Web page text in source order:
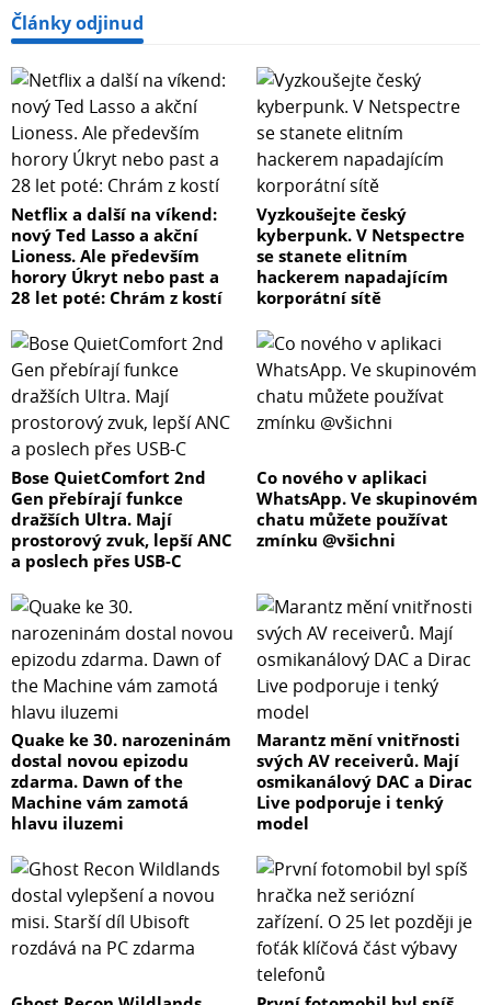
Články odjinud
Netflix a další na víkend:
nový Ted Lasso a akční
Lioness. Ale především
horory Úkryt nebo past a
28 let poté: Chrám z kostí
Vyzkoušejte český
kyberpunk. V Netspectre
se stanete elitním
hackerem napadajícím
korporátní sítě
Bose QuietComfort 2nd
Gen přebírají funkce
dražších Ultra. Mají
prostorový zvuk, lepší ANC
a poslech přes USB-C
Co nového v aplikaci
WhatsApp. Ve skupinovém
chatu můžete používat
zmínku @všichni
Quake ke 30. narozeninám
dostal novou epizodu
zdarma. Dawn of the
Machine vám zamotá
hlavu iluzemi
Marantz mění vnitřnosti
svých AV receiverů. Mají
osmikanálový DAC a Dirac
Live podporuje i tenký
model